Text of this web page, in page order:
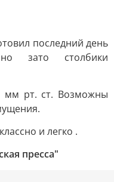
последний день
зато столбики
мм рт. ст. Возможны
и легко .
пресса"